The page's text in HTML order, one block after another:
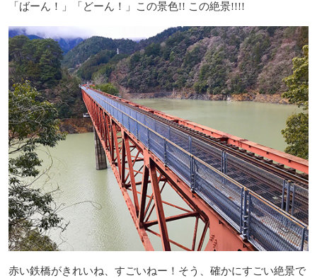
「ばーん！」「どーん！」この景色!! この絶景!!!!
赤い鉄橋がきれいね、すごいねー！そう、確かにすごい絶景で